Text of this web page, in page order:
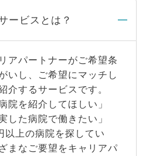
ービスとは？
アパートナーがご希望条
いし、ご希望にマッチし
介するサービスです。
院を紹介してほしい」
した病院で働きたい」
以上の病院を探してい
まなご要望をキャリアパ